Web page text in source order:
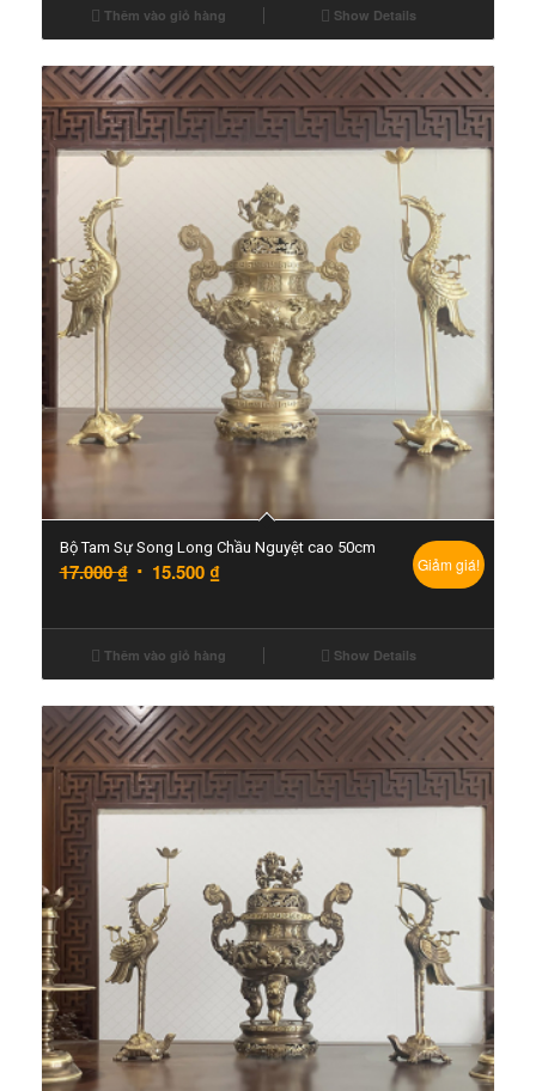
Thêm vào giỏ hàng Show Details
Bộ Tam Sự Song Long Chầu Nguyệt cao 50cm
17.000₫ 15.500 ₫ Giảm giá!
Thêm vào giỏ hàng Show Details